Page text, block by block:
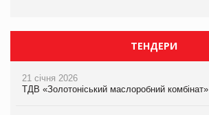
ТЕНДЕРИ
21 січня 2026
ТДВ «Золотоніський маслоробний комбінат»